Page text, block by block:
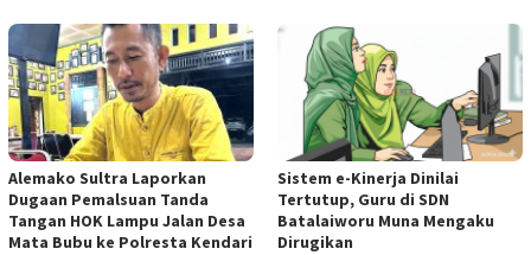
Alemako Sultra Laporkan
Dugaan Pemalsuan Tanda
Tangan HOK Lampu Jalan Desa
Mata Bubu ke Polresta Kendari
Sistem e-Kinerja Dinilai
Tertutup, Guru di SDN
Batalaiworu Muna Mengaku
Dirugikan